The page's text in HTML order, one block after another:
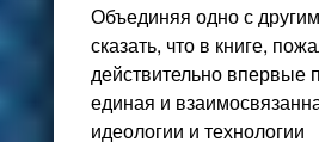
Объединяя одно с
сказать, что в книге,
действительно впервые
единая и
идеологии и технологии